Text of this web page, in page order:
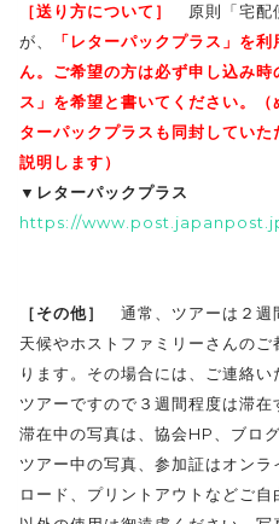
［送り方について］
原則「宅配
が、
「レターパックプラス」を
ん。ご希望の方は必ず申し込み
ス」を希望と書いてください。
ターパックプラスも同封してい
説明します）
▼レターパックプラス
https://
［その他］
通常、ツアーは２週
天候やホストファミリーさんの
ります。その場合には、ご連絡
ツアーですので３週間程度は滞在
滞在中の写真は、協会HP、ブロ
ツアー中の写真、参加証はオン
ロード、プリントアウトなどご